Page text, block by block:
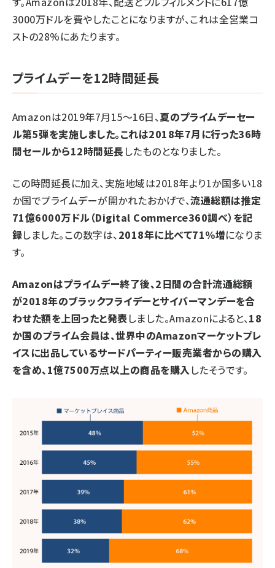
3000万ドルを費やしたことになりますが、これは全営業コ
ストの28%にあたります。
プライムデーを12時間延長
Amazonは2019年7月15～16日、夏のプライムデーセー
ル第5弾を実施しました。これは2018年7月に行った36時
間セールから12時間延長 したものとなりました。
この時間延長に加え、実施地域は2018年より1か国多い18
か国でプライムデーが開かれたおかげで、流通総額は推定
71億6000万ドル（Digital Commerce360調べ）を記
録しました。この数字は、2018年に比べて71%増になりま
す。
Amazonはプライムデー終了後、2日間の合計流通総額
が2018年のブラックフライデーとサイバーマンデーを合
わせた額を上回ったと発表しました。Amazonによると、18
か国のプライム会員は、世界中のAmazonマーケットプレ
イスに出品しているサードパーティー販売業者からの購入
を含め、1億7500万点以上の商品を購入したそうです。